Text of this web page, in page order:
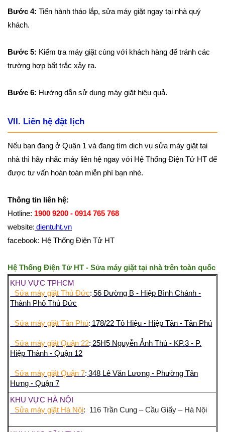
Bước 4: Tiến hành tháo lắp, sửa máy giặt ngay tại nhà quý
khách.
Bước 5: Kiểm tra máy giặt cùng với khách hàng để tránh các
trường hợp bất trắc xảy ra.
Bước 6: Hướng dẫn sử dụng máy giặt hiệu quả.
VII. Liên hệ đặt lịch
Nếu bạn đang ở Quận 1 và đang tìm dịch vụ sửa máy giặt tại
nhà thì hãy nhấc máy liên hệ ngay với Hệ Thống Điện Tử HT để
được tư vấn hoàn toàn miễn phí bạn nhé.
Thông tin liên hệ:
Hotline: 1900 9200 - 0914 765 768
website: dientuht.vn
facebook: Hệ Thống Điện Tử HT
Hệ Thống Điện Tử HT - Sửa máy giặt tại nhà trên toàn quốc
KHU VỰC TPHCM
Sửa máy giặt Thủ Đức: 56 Đường B - Hiệp Bình Chánh -
Thành Phố Thủ Đức
Sửa máy giặt Tân Phú: 178/22 Tô Hiệu - Hiệp Tân - Tân Phú
Sửa máy giặt Quận 22: 25H5 Nguyễn Ảnh Thủ - KP.3 - P.
Hiệp Thành - Quận 12
Sửa máy giặt Quận 7: 348 Lê Văn Lương - Phường Tân
Hưng - Quận 7
KHU VỰC HÀ NỘI
Sửa máy giặt Hà Nội: 116 Trần Cung – Cầu Giấy – Hà Nội